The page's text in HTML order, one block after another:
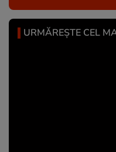
URMĂREȘTE CEL